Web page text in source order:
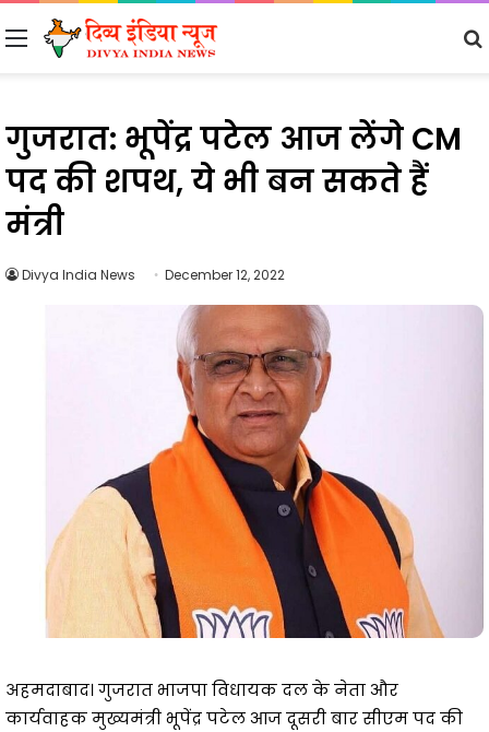
Menu
गुजरात: भूपेंद्र पटेल आज लेंगे CM
पद की शपथ, ये भी बन सकते हैं
मंत्री
Divya India News December 12, 2022
अहमदाबाद। गुजरात भाजपा विधायक दल के नेता और
कार्यवाहक मुख्यमंत्री भूपेंद्र पटेल आज दूसरी बार सीएम पद की